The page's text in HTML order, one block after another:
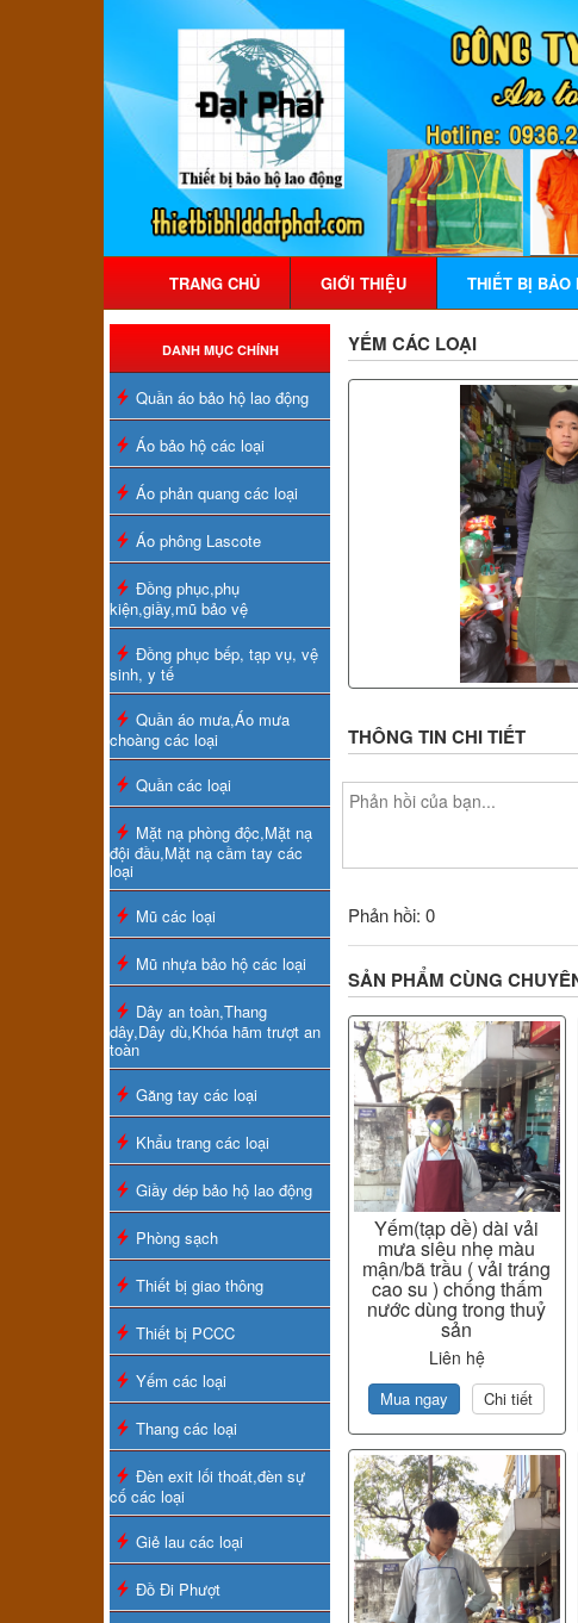
TRANG CHỦ GIỚI THIỆU THIẾT BỊ BẢO
DANH MỤC CHÍNH
Quần áo bảo hộ lao động
Áo bảo hộ các loại
Áo phản quang các loại
Áo phông Lascote
Đồng phục,phụ
kiện,giầy,mũ bảo vệ
Đồng phục bếp, tạp vụ, vệ
sinh, y tế
Quần áo mưa,Áo mưa
choàng các loại
Quần các loại
Mặt nạ phòng độc,Mặt nạ
đội đầu,Mặt nạ cầm tay các
loại
Mũ các loại
Mũ nhựa bảo hộ các loại
Dây an toàn,Thang
dây,Dây dù,Khóa hãm trượt an
toàn
Găng tay các loại
Khẩu trang các loại
Giầy dép bảo hộ lao động
Phòng sạch
Thiết bị giao thông
Thiết bị PCCC
Yếm các loại
Thang các loại
Đèn exit lối thoát,đèn sự
cố các loại
Giẻ lau các loại
Đồ Đi Phượt
YẾM CÁC LOẠI
THÔNG TIN CHI TIẾT
Phản hồi: 0
SẢN PHẨM CÙNG
Yếm(tạp dề) dài vải
mưa siêu nhẹ màu
mận/bã trầu ( vải tráng
cao su ) chống thấm
nước dùng trong thuỷ
sản
Liên hệ
Mua ngay Chi tiết